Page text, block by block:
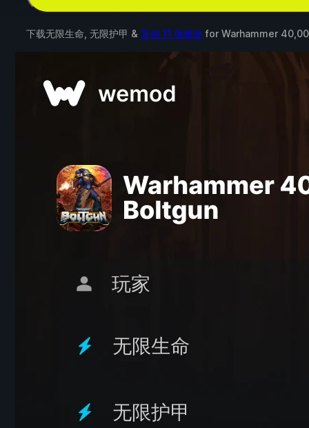
下载无限生命, 无限护甲 & 其他 11 项修改 for Warhammer